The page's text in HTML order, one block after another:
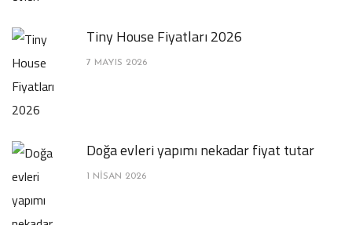
Tiny House Fiyatları 2026
7 MAYIS 2026
Doğa evleri yapımı nekadar fiyat tutar
1 NISAN 2026